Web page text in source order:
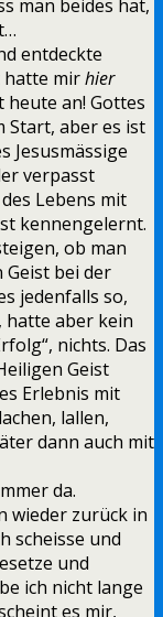
man beides hat,
entdeckte
hatte mirhier
heute an! Gottes
Start, aber es ist
Jesusmässige
verpasst
Lebens mit
kennengelernt.
ob man
Geist bei der
jedenfalls so,
hatte aber kein
nichts. Das
Geist
Erlebnis mit
lallen,
dann auch mit
da.
wieder zurück in
scheisse und
und
ich nicht lange
es mir,